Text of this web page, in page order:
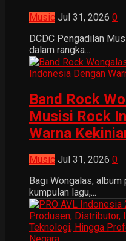
Music Jul 31, 2026 0
DCDC Pengadilan
dalam rangka...
Band Rock
Musisi Rock
Warna
Music Jul 31, 2026 0
Bagi Wongalas,
kumpulan lagu,...